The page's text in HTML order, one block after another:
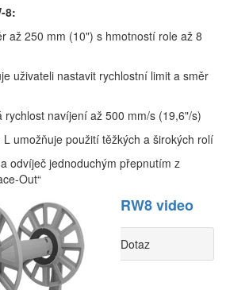
8:
až 250 mm (10") s hmotností role až 8
uživateli nastavit rychlostní limit a směr
rychlost navíjení až 500 mm/s (19,6"/s)
umožňuje použití těžkých a širokých rolí
odvíječ jednoduchým přepnutím z
Out“
RW8 video
Dotaz